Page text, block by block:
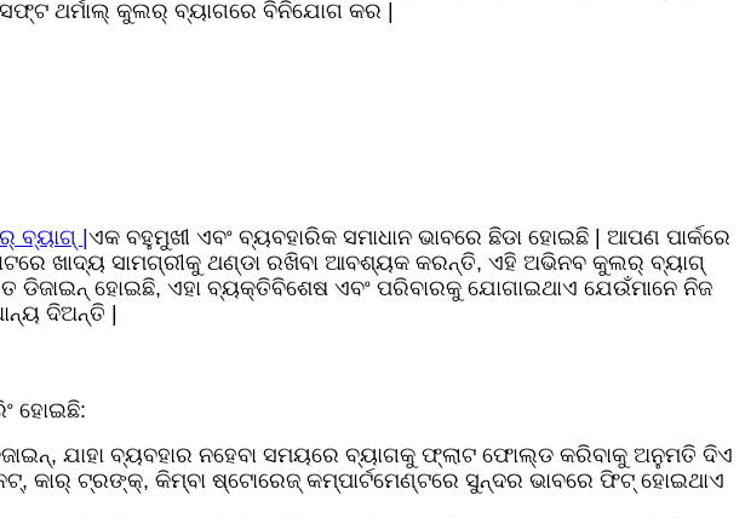
ଥର୍ମାଲ୍ କୁଲର୍ ବ୍ୟାଗରେ ବିନିଯୋଗ କର |
ବ୍ୟାଗ୍ |ଏକ ବହୁମୁଖୀ ଏବଂ ବ୍ୟବହାରିକ ସମାଧାନ ଭାବରେ ଛିଡା ହୋଇଛି | ଆପଣ ପାର୍କରେ
ଖାଦ୍ୟ ସାମଗ୍ରୀକୁ ଥଣ୍ଡା ରଖିବା ଆବଶ୍ୟକ କରନ୍ତି, ଏହି ଅଭିନବ କୁଲର୍ ବ୍ୟାଗ୍
ଡିଜାଇନ୍ ହୋଇଛି, ଏହା ବ୍ୟକ୍ତିବିଶେଷ ଏବଂ ପରିବାରକୁ ଯୋଗାଇଥାଏ ଯେଉଁମାନେ ନିଜ
ଦିଅନ୍ତି |
ହୋଇଛି:
ଯାହା ବ୍ୟବହାର ନହେବା ସମୟରେ ବ୍ୟାଗକୁ ଫ୍ଲାଟ ଫୋଲ୍ଡ କରିବାକୁ ଅନୁମତି ଦିଏ
କାର୍ ଟ୍ରଙ୍କ୍, କିମ୍ବା ଷ୍ଟୋରେଜ୍ କମ୍ପାର୍ଟମେଣ୍ଟରେ ସୁନ୍ଦର ଭାବରେ ଫିଟ୍ ହୋଇଥାଏ